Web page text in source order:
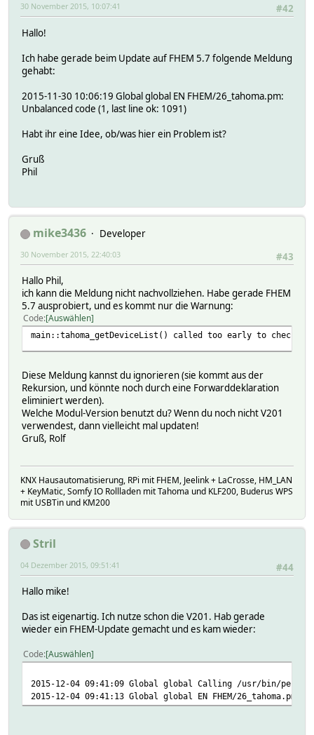
#42
30 November 2015, 10:07:41
Hallo!
Ich habe gerade beim Update auf FHEM 5.7 folgende Meldung
gehabt:
2015-11-30 10:06:19 Global global EN FHEM/26_tahoma.pm:
Unbalanced code (1, last line ok: 1091)
Habt ihr eine Idee, ob/was hier ein Problem ist?
Gruß
Phil
mike3436
Developer
#43
30 November 2015, 22:40:03
Hallo Phil,
ich kann die Meldung nicht nachvollziehen. Habe gerade FHEM
5.7 ausprobiert, und es kommt nur die Warnung:
Code Auswählen
main::tahoma_getDeviceList() called too early to check
Diese Meldung kannst du ignorieren (sie kommt aus der
Rekursion, und könnte noch durch eine Forwarddeklaration
eliminiert werden).
Welche Modul-Version benutzt du? Wenn du noch nicht V201
verwendest, dann vielleicht mal updaten!
Gruß, Rolf
KNX Hausautomatisierung, RPi mit FHEM, Jeelink + LaCrosse, HM_LAN
+ KeyMatic, Somfy IO Rollladen mit Tahoma und KLF200, Buderus WPS
mit USBTin und KM200
Stril
#44
04 Dezember 2015, 09:51:41
Hallo mike!
Das ist eigenartig. Ich nutze schon die V201. Hab gerade
wieder ein FHEM-Update gemacht und es kam wieder:
Code Auswählen
2015-12-04 09:41:09 Global global Calling /usr/bin/perl
2015-12-04 09:41:13 Global global EN FHEM/